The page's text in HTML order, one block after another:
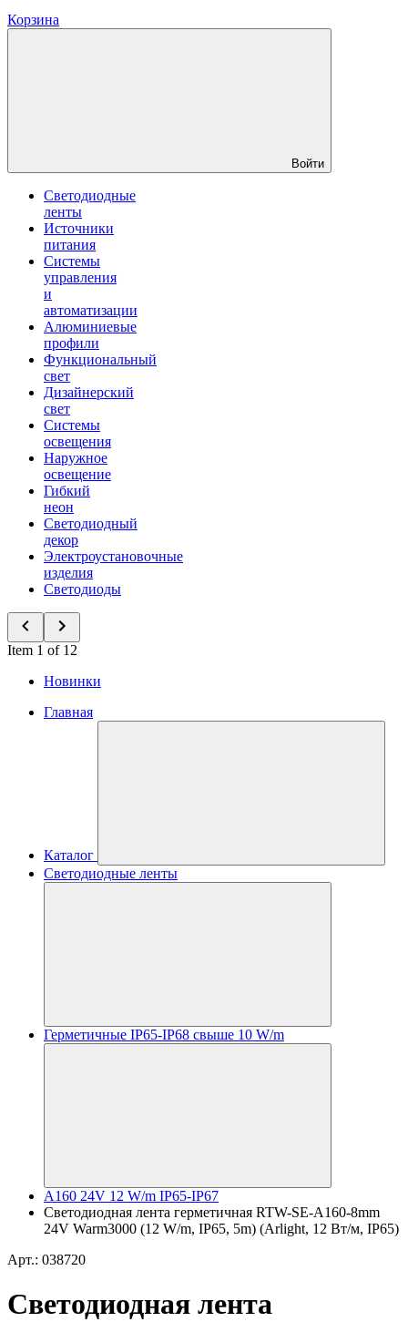
Корзина
Войти
Светодиодные
ленты
Источники
питания
Системы
управления
и
автоматизации
Алюминиевые
профили
Функциональный
свет
Дизайнерский
свет
Системы
освещения
Наружное
освещение
Гибкий
неон
Светодиодный
декор
Электроустановочные
изделия
Светодиоды
Item 1 of 12
Новинки
Главная
Каталог
Светодиодные ленты
Герметичные IP65-IP68 свыше 10 W/m
A160 24V 12 W/m IP65-IP67
Светодиодная лента герметичная RTW-SE-A160-8mm
24V Warm3000 (12 W/m, IP65, 5m) (Arlight, 12 Вт/м, IP65)
Арт.: 038720
Светодиодная лента